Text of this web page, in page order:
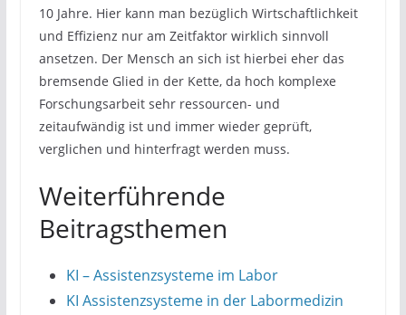
10 Jahre. Hier kann man bezüglich Wirtschaftlichkeit
und Effizienz nur am Zeitfaktor wirklich sinnvoll
ansetzen. Der Mensch an sich ist hierbei eher das
bremsende Glied in der Kette, da hoch komplexe
Forschungsarbeit sehr ressourcen- und
zeitaufwändig ist und immer wieder geprüft,
verglichen und hinterfragt werden muss.
Weiterführende
Beitragsthemen
KI – Assistenzsysteme im Labor
KI Assistenzsysteme in der Labormedizin